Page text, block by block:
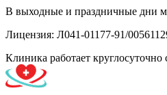
В выходные и праздничные дни
Лицензия: Л041-01177-91/
Клиника работает